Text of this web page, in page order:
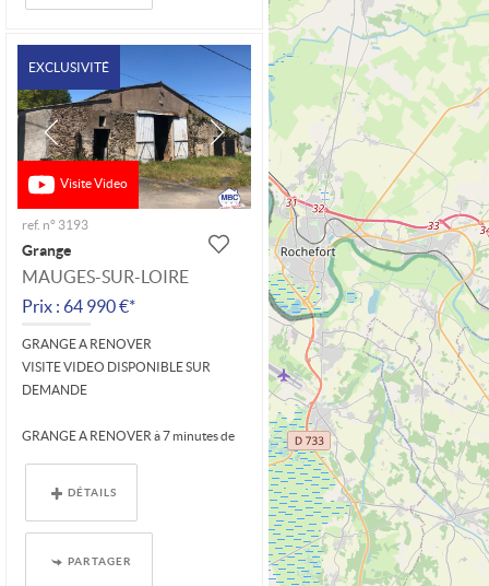
Visite Video
EXCLUSIVITÉ
ref. n° 3193
Grange
MAUGES-SUR-LOIRE
Prix : 64 990 €*
GRANGE A RENOVER
VISITE VIDEO DISPONIBLE SUR
DEMANDE
GRANGE A RENOVER à 7 minutes de
DÉTAILS
PARTAGER